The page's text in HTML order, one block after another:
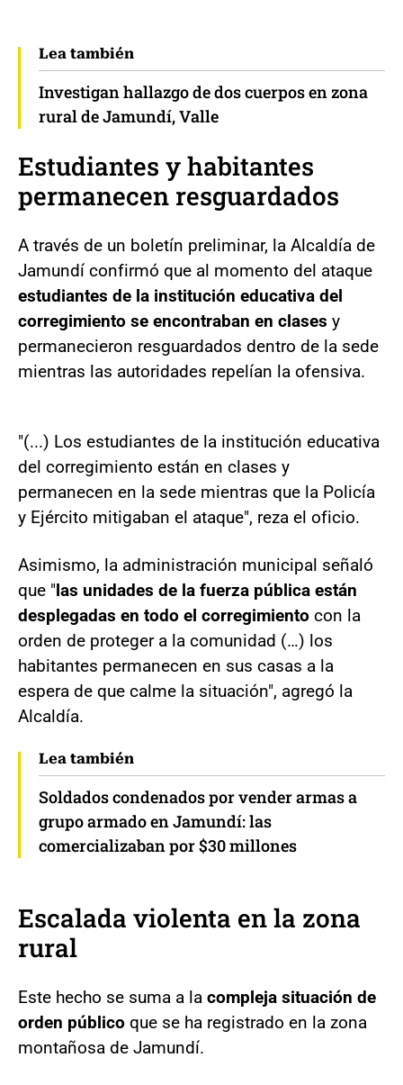
Lea también
Investigan hallazgo de dos cuerpos en zona
rural de Jamundí, Valle
Estudiantes y habitantes
permanecen resguardados
A través de un boletín preliminar, la Alcaldía de
Jamundí confirmó que al momento del ataque
estudiantes de la institución educativa del
corregimiento se encontraban en clases y
permanecieron resguardados dentro de la sede
mientras las autoridades repelían la ofensiva.
"(...) Los estudiantes de la institución educativa
del corregimiento están en clases y
permanecen en la sede mientras que la Policía
y Ejército mitigaban el ataque", reza el oficio.
Asimismo, la administración municipal señaló
que "las unidades de la fuerza pública están
desplegadas en todo el corregimiento con la
orden de proteger a la comunidad (…) los
habitantes permanecen en sus casas a la
espera de que calme la situación", agregó la
Alcaldía.
Lea también
Soldados condenados por vender armas a
grupo armado en Jamundí: las
comercializaban por $30 millones
Escalada violenta en la zona
rural
Este hecho se suma a la compleja situación de
orden público que se ha registrado en la zona
montañosa de Jamundí.